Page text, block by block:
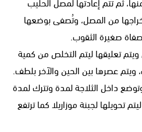
من المصل، وتُصفى بوضعها
صغيرة الثقوب.
تعليقها ليتم التخلص من كمية
عصرها بين الحين والآخر بلطف.
داخل الثلاجة لمدة وتترك لمدة
تحويلها لجبنة موزاريلا كما ترتفع